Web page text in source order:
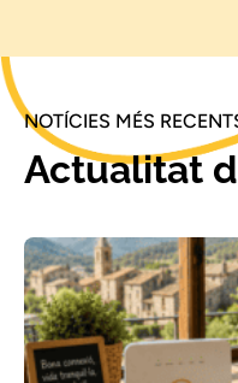
NOTÍCIES MÉS
Actualitat